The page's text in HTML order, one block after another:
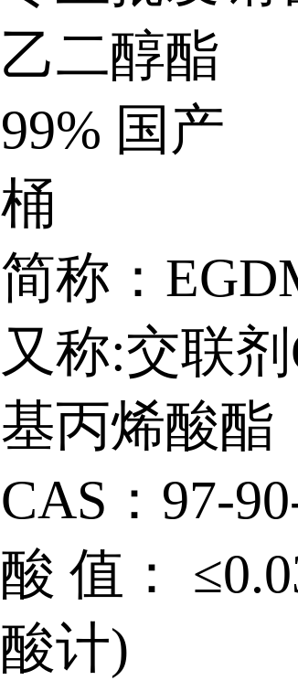
乙二醇酯
99% 国
桶
简称：
又称:交联
基丙烯
CAS ：
酸 值：
酸计)